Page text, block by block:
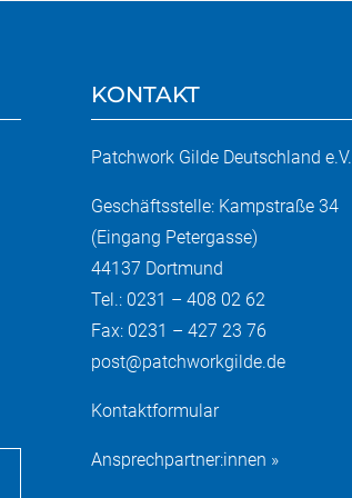
KONTAKT
Patchwork Gilde Deutschland e.V.
Geschäftsstelle: Kampstraße 34
(Eingang Petergasse)
44137 Dortmund
Tel.: 0231 – 408 02 62
Fax: 0231 – 427 23 76
post@patchworkgilde.de
Kontaktformular
Ansprechpartner:innen »